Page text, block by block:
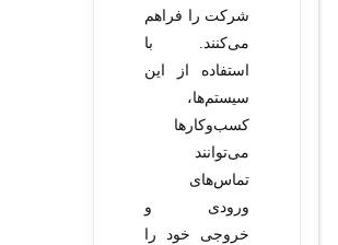
شرکت را فراهم
می‌کنند. با
استفاده از این
سیستم‌ها،
کسب‌وکارها
می‌توانند
تماس‌های
ورودی و
خروجی خود را